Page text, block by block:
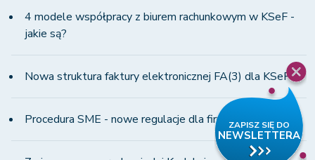
4 modele współpracy z biurem rachunkowym w KSeF -
jakie są?
Nowa struktura faktury elektronicznej FA(3) dla KSeF
Procedura SME - nowe regulacje dla firm MŚP